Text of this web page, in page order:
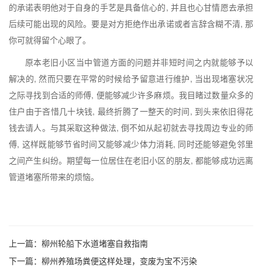
的承诺表明他对于自身的手艺是具备信心的, 并且也心甘情愿去承担
后续可能出现的风险。要是对方拒绝作出承诺或者言辞含糊不清, 那
你可就得留个心眼了。
原本老旧小区当中管道方面的问题并非短时间之内就能够予以
解决的, 然而只要在平常的时候给予留意进行维护, 当出现堵塞状况
之际寻找到合适的师傅, 便能够减少许多麻烦。我目睹过数量众多的
住户由于吝惜几十块钱, 最终折腾了一整天的时间, 到头来依旧得花
钱去请人。与其采取这种做法, 倒不如从起初就去寻找周边专业的师
傅, 这样既能够节省时间又能够减少体力消耗, 同时还能够避免邻里
之间产生纠纷。期望每一位居住在老旧小区的朋友, 都能够成功远离
管道堵塞所带来的烦恼。
上一篇： 柳州轮船下水道堵塞自救指南
下一篇： 柳州养殖场粪便这样处理，变废为宝不污染